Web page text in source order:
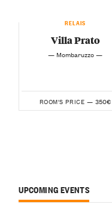
RELAIS
Villa Prato
— Mombaruzzo —
ROOM'S PRICE — 350€
UPCOMING EVENTS